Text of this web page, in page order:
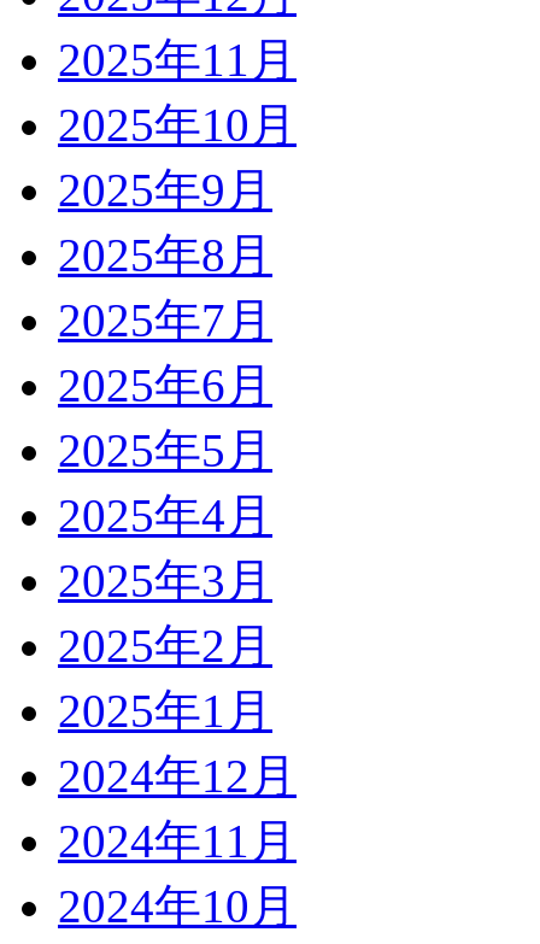
2025年11月
2025年10月
2025年9月
2025年8月
2025年7月
2025年6月
2025年5月
2025年4月
2025年3月
2025年2月
2025年1月
2024年12月
2024年11月
2024年10月